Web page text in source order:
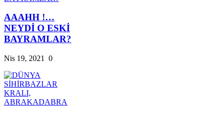
AAAHH !…
NEYDİ O ESKİ
BAYRAMLAR?
Nis 19, 2021 0